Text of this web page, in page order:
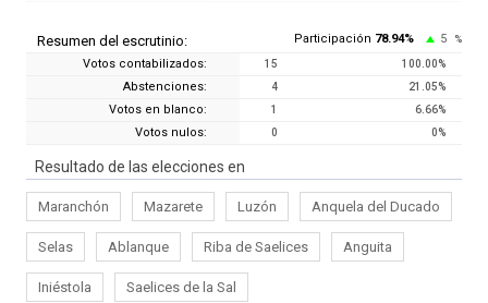
Resumen del escrutinio: Participación 78.94% 5 %
Votos contabilizados: 15 100.00%
Abstenciones: 4 21.05%
Votos en blanco: 1 6.66%
Votos nulos: 0 0%
Resultado de las elecciones en
Maranchón Mazarete Luzón Anquela del Ducado
Selas Ablanque Riba de Saelices Anguita
Iniéstola Saelices de la Sal